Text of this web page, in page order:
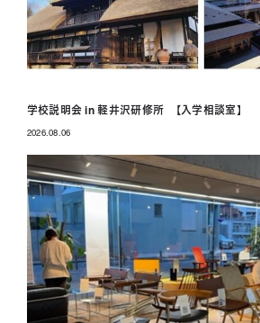
学校説明会 in 軽井沢研修所 【入学相談室】
2026.08.06